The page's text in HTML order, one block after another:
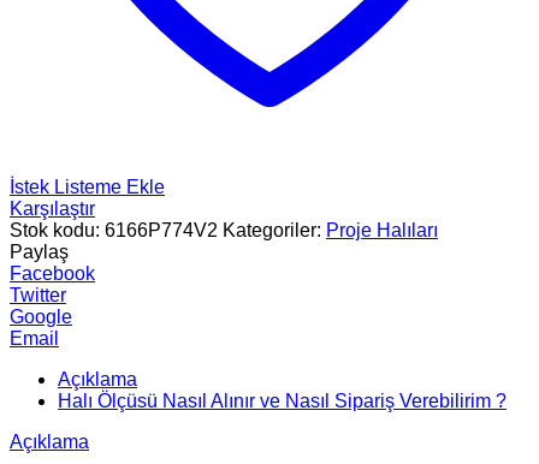
İstek Listeme Ekle
Karşılaştır
Stok kodu: 6166P774V2 Kategoriler: Proje Halıları
Paylaş
Facebook
Twitter
Google
Email
Açıklama
Halı Ölçüsü Nasıl Alınır ve Nasıl Sipariş Verebilirim ?
Açıklama